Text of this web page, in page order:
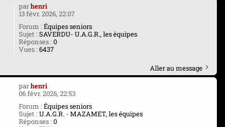
parhenri
13 févr. 2026, 22:07
Forum :Équipes seniors
Sujet :SAVERDU- U.A.G.R., les équipes
Réponses :0
Vues :6437
Aller au message
parhenri
06 févr. 2026, 22:53
Forum :Équipes seniors
Sujet :U.A.G.R. - MAZAMET, les équipes
Réponses :0